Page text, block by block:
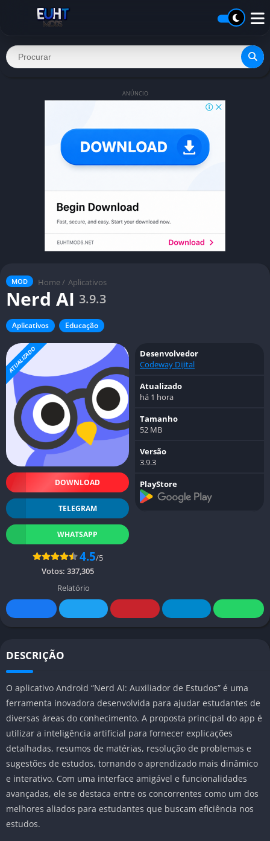
ANÚNCIO
MOD Home / Aplicativos
Nerd AI 3.9.3
Aplicativos Educação
ATUALIZADO
DOWNLOAD
TELEGRAM
WHATSAPP
4.5/5
Votos: 337,305
Relatório
Desenvolvedor
Codeway Dijital
Atualizado
há 1 hora
Tamanho
52 MB
Versão
3.9.3
PlayStore
DESCRIÇÃO
O aplicativo Android “Nerd AI: Auxiliador de Estudos” é uma
ferramenta inovadora desenvolvida para ajudar estudantes de
diversas áreas do conhecimento. A proposta principal do app é
utilizar a inteligência artificial para fornecer explicações
detalhadas, resumos de matérias, resolução de problemas e
sugestões de estudos, tornando o aprendizado mais dinâmico
e interativo. Com uma interface amigável e funcionalidades
avançadas, ele se destaca entre os concorrentes como um dos
melhores aliados para estudantes que buscam eficiência nos
estudos.